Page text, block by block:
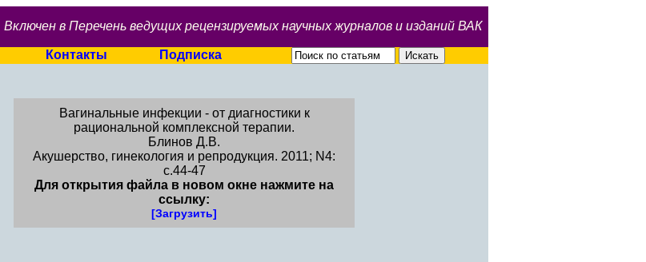
Включен в Перечень ведущих рецензируемых научных журналов и изданий ВАК
Контакты Подписка
Вагинальные инфекции - от диагностики к
рациональной комплексной терапии.
Блинов Д.В.
Акушерство, гинекология и репродукция. 2011; N4:
c.44-47
Для открытия файла в новом окне нажмите на
ссылку:
[Загрузить]